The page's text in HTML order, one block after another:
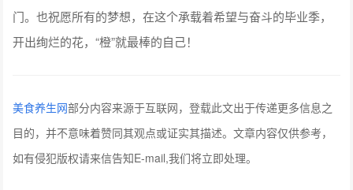
门。也祝愿所有的梦想，在这个承载着希望与奋斗的毕业季，
开出绚烂的花，“橙”就最棒的自己！
美食养生网部分内容来源于互联网，登载此文出于传递更多信息之
目的，并不意味着赞同其观点或证实其描述。文章内容仅供参考，
如有侵犯版权请来信告知E-mail,我们将立即处理。